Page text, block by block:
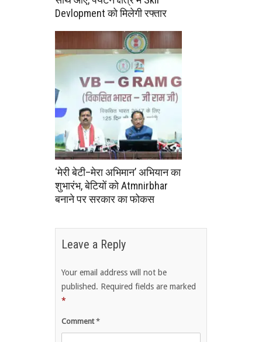
Devlopment को मिलेगी रफ्तार
‘मेरी बेटी–मेरा अभिमान’ अभियान का
शुभारंभ, बेटियों को Atmnirbhar
बनाने पर सरकार का फोकस
Leave a Reply
Your email address will not be
published. Required fields are marked
*
Comment*